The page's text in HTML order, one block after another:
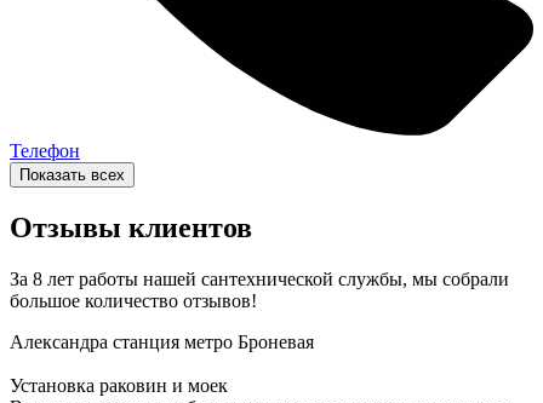
Телефон
Показать всех
Отзывы клиентов
За 8 лет работы нашей сантехнической службы, мы собрали
большое количество отзывов!
Александра станция метро Броневая
Установка раковин и моек